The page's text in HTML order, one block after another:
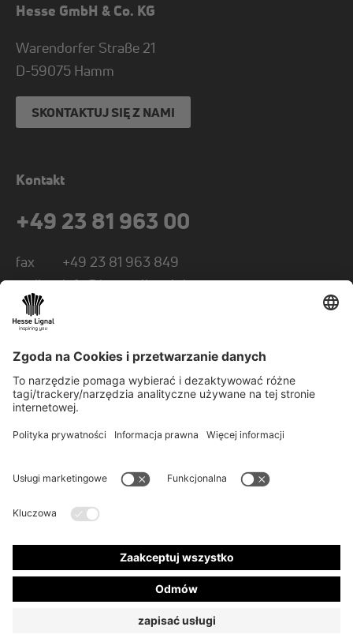
Hesse GmbH & Co. KG
Warendorfer Straße 21
D-59075 Hamm
SKONTAKTUJ SIĘ Z NAMI
Kontakt
+49 23 81 963 00
fax
+49 23 81 963 849
mail
info@hesse-lignal.de
Newsletter
Comiesięczne wiadomości o innowacyjnych
produktach
Wybierz swój obszar tematyczny: rzemiosło lub
© 2026 Hesse GmbH & Co. KG
Newsletter
Kontakt
Ogólne Warunki Handlowe
Ochrona danych CoC